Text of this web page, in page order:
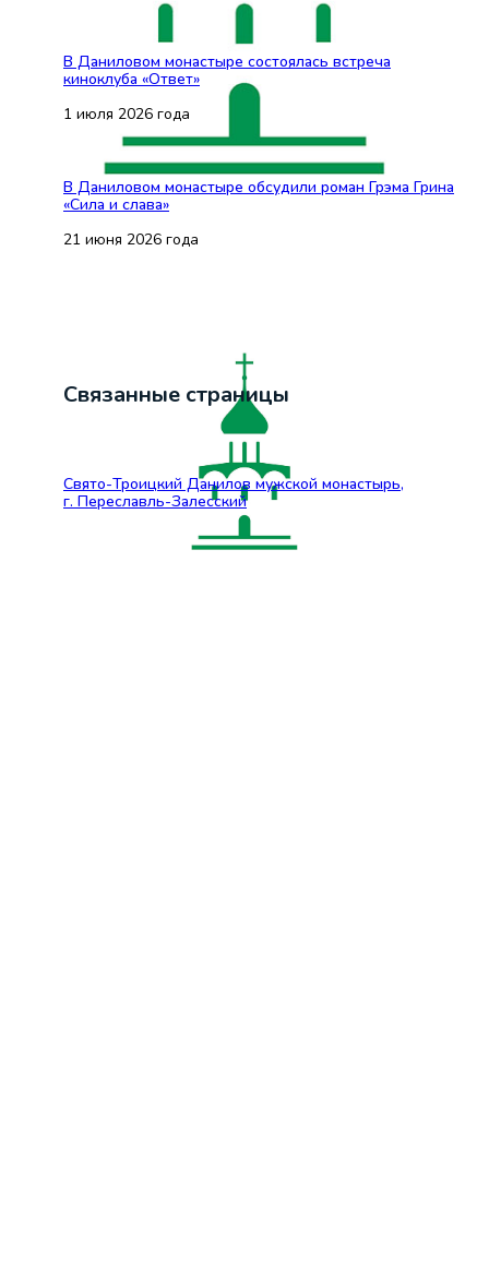
В Даниловом монастыре состоялась встреча
киноклуба «Ответ»
1 июля 2026 года
В Даниловом монастыре обсудили роман Грэма Грина
«Сила и слава»
21 июня 2026 года
Связанные страницы
Свято-Троицкий Данилов мужской монастырь,
г. Переславль-Залесский